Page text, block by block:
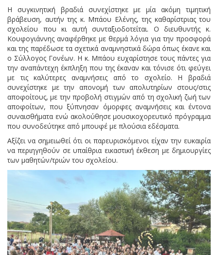
Η συγκινητική βραδιά συνεχίστηκε με μία ακόμη τιμητική
βράβευση, αυτήν της κ. Μπάου Ελένης, της καθαρίστριας του
σχολείου που κι αυτή συνταξιοδοτείται. Ο διευθυντής κ.
Κουφογιάννης αναφέρθηκε με θερμά λόγια για την προσφορά
και της παρέδωσε τα σχετικά αναμνηστικά δώρα όπως έκανε και
ο Σύλλογος Γονέων. Η κ. Μπάου ευχαρίστησε τους πάντες για
την αναπάντεχη έκπληξη που της έκαναν και τόνισε ότι φεύγει
με τις καλύτερες αναμνήσεις από το σχολείο. Η βραδιά
συνεχίστηκε με την απονομή των απολυτηρίων στους/στις
αποφοίτους, με την προβολή στιγμών από τη σχολική ζωή των
αποφοίτων, που ξύπνησαν όμορφες αναμνήσεις και έντονα
συναισθήματα ενώ ακολούθησε μουσικοχορευτικό πρόγραμμα
που συνοδεύτηκε από μπουφέ με πλούσια εδέσματα.
Αξίζει να σημειωθεί ότι οι παρευρισκόμενοι είχαν την ευκαιρία
να περιηγηθούν σε υπαίθρια εικαστική έκθεση με δημιουργίες
των μαθητών/τριών του σχολείου.